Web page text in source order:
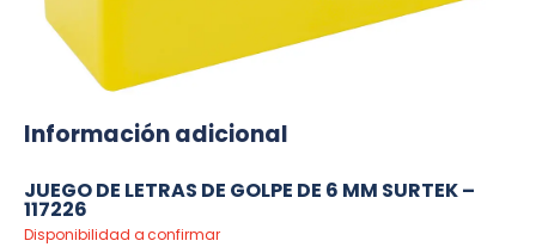
Información adicional
JUEGO DE LETRAS DE GOLPE DE 6 MM SURTEK –
117226
Disponibilidad a confirmar